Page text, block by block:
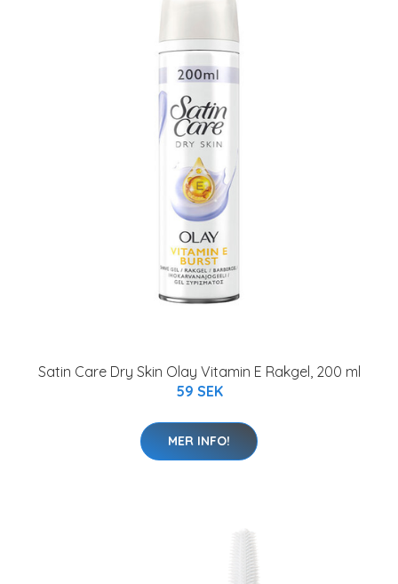
Satin Care Dry Skin Olay Vitamin E Rakgel, 200 ml
59 SEK
MER INFO!